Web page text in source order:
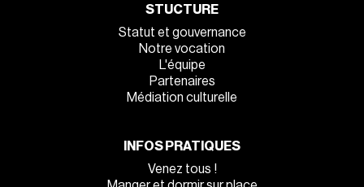
STUCTURE
Statut et gouvernance
Notre vocation
L'équipe
Partenaires
Médiation culturelle
INFOS PRATIQUES
Venez tous !